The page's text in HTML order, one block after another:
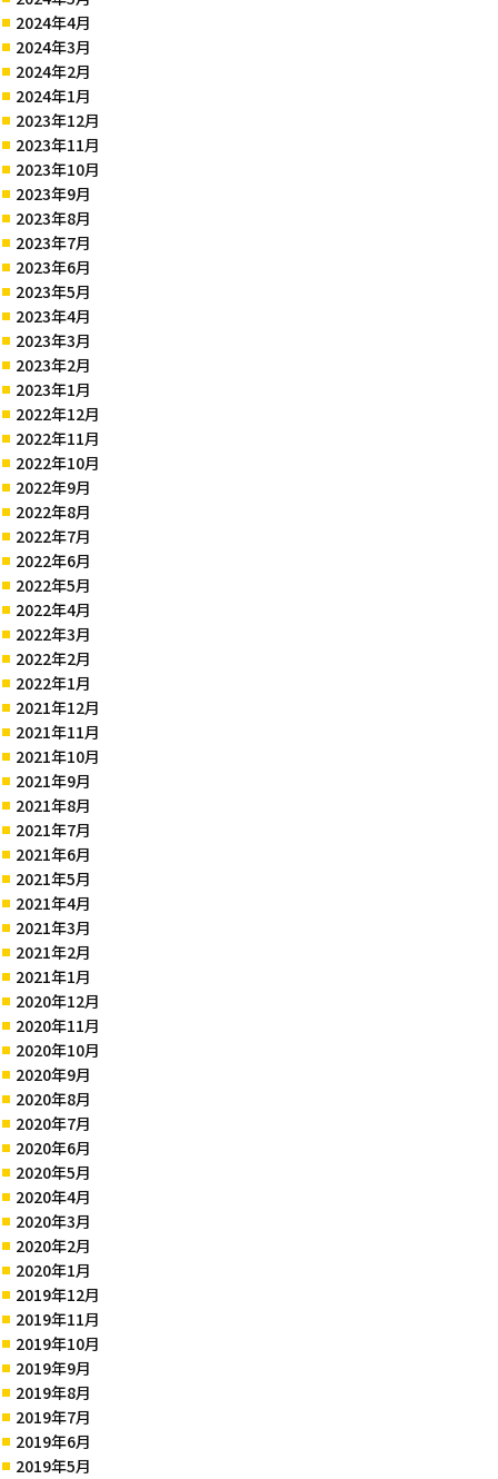
2024年4月
2024年3月
2024年2月
2024年1月
2023年12月
2023年11月
2023年10月
2023年9月
2023年8月
2023年7月
2023年6月
2023年5月
2023年4月
2023年3月
2023年2月
2023年1月
2022年12月
2022年11月
2022年10月
2022年9月
2022年8月
2022年7月
2022年6月
2022年5月
2022年4月
2022年3月
2022年2月
2022年1月
2021年12月
2021年11月
2021年10月
2021年9月
2021年8月
2021年7月
2021年6月
2021年5月
2021年4月
2021年3月
2021年2月
2021年1月
2020年12月
2020年11月
2020年10月
2020年9月
2020年8月
2020年7月
2020年6月
2020年5月
2020年4月
2020年3月
2020年2月
2020年1月
2019年12月
2019年11月
2019年10月
2019年9月
2019年8月
2019年7月
2019年6月
2019年5月